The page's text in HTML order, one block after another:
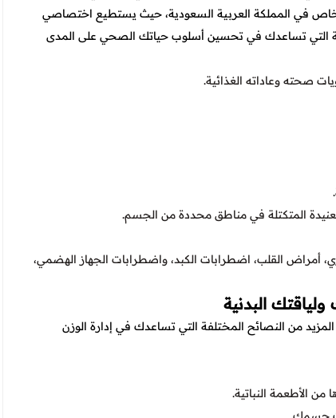
في المملكة العربية السعودية، حيث يستطيع اختصاصي
التي تساعدك في تحسين أسلوب حياتك الصحي على المدى
صحته وعاداته الغذائية.
المتكتلة في مناطق محددة من الجسم.
أمراض القلب، اضطرابات الكبد، واضطرابات الجهاز الهضمي،
من النصائح المختلفة التي تساعدك في إدارة الوزن
الأطعمة النباتية.